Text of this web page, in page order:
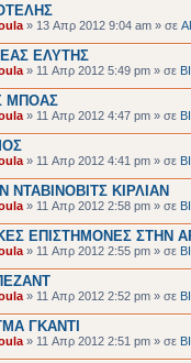
» 13 Απρ 2012 9:04 am » σε
ΕΛΥΤΗΣ
» 11 Απρ 2012 5:49 pm » σε
ΜΠΟΑΣ
» 11 Απρ 2012 4:47 pm » σε
» 11 Απρ 2012 4:41 pm » σε
ΝΤΑΒΙΝΟΒΙΤΣ ΚΙΡΛΙΑΝ
» 11 Απρ 2012 2:58 pm » σε
ΕΠΙΣΤΗΜΟΝΕΣ ΣΤΗΝ
» 11 Απρ 2012 2:55 pm » σε
» 11 Απρ 2012 2:52 pm » σε
ΓΚΑΝΤΙ
» 11 Απρ 2012 2:51 pm » σε